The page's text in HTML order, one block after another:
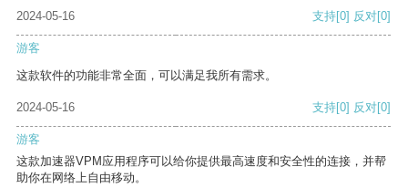
2024-05-16
支持[0] 反对[0]
游客
这款软件的功能非常全面，可以满足我所有需求。
2024-05-16 支持[0] 反对[0]
游客
这款加速器VPM应用程序可以给你提供最高速度和安全性的连接，并帮
助你在网络上自由移动。